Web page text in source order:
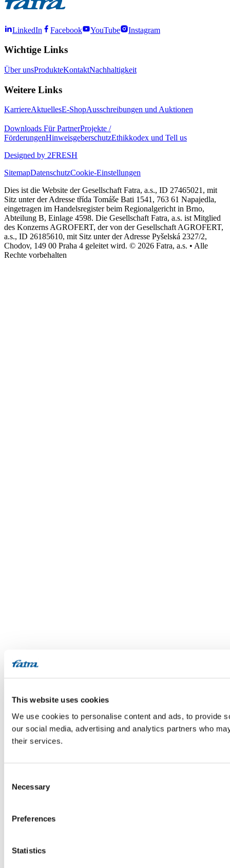
This website uses cookies
We use cookies to personalise content and ads, to provide
our social media, advertising and analytics partners who
their services.
Selection
Necessary
Preferences
Statistics
LinkedIn Facebook YouTube Instagram
Wichtige Links
Über unsProdukteKontaktNachhaltigkeit
Weitere Links
KarriereAktuellesE-ShopAusschreibungen und Auktionen
Downloads Für PartnerProjekte /
FörderungenHinweisgeberschutzEthikkodex und Tell us
Designed by 2FRESH
SitemapDatenschutzCookie-Einstellungen
Dies ist die Website der Gesellschaft Fatra, a.s., ID 27465021, mit
Sitz unter der Adresse třída Tomáše Bati 1541, 763 61 Napajedla,
eingetragen im Handelsregister beim Regionalgericht in Brno,
Abteilung B, Einlage 4598. Die Gesellschaft Fatra, a.s. ist Mitglied
des Konzerns AGROFERT, der von der Gesellschaft AGROFERT,
a.s., ID 26185610, mit Sitz unter der Adresse Pyšelská 2327/2,
Chodov, 149 00 Praha 4 geleitet wird. © 2026 Fatra, a.s. • Alle
Rechte vorbehalten